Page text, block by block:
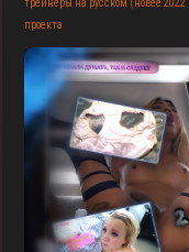
трейнеры на русском (новее 2022
проекта